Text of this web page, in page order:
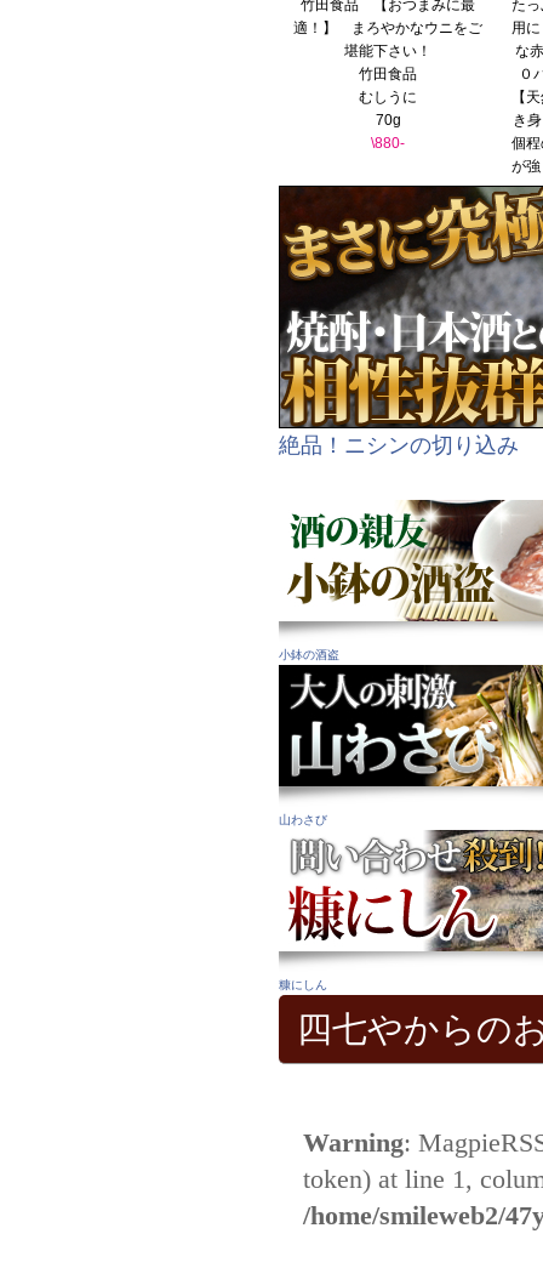
竹田食品 【おつまみに最
適！】 まろやかなウニをご
堪能下さい！
竹田食品
むしうに
70g
\880-
た
用
な
０
【
き
個
が
絶品！ニシンの切り込み
小鉢の酒盗
山わさび
糠にしん
四七やからの